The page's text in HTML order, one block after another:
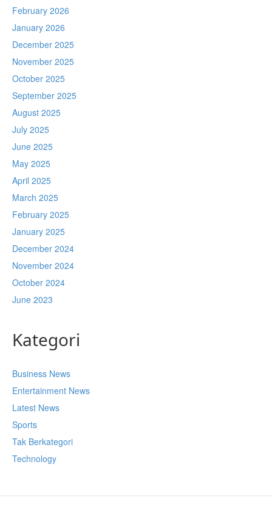
February 2026
January 2026
December 2025
November 2025
October 2025
September 2025
August 2025
July 2025
June 2025
May 2025
April 2025
March 2025
February 2025
January 2025
December 2024
November 2024
October 2024
June 2023
Kategori
Business News
Entertainment News
Latest News
Sports
Tak Berkategori
Technology